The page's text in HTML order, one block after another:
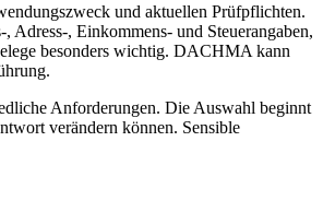
und aktuellen Prüfpflichten.
Adress-, Einkommens- und Steuerangaben,
besonders wichtig. DACHMA kann
Anforderungen. Die Auswahl beginnt
verändern können. Sensible